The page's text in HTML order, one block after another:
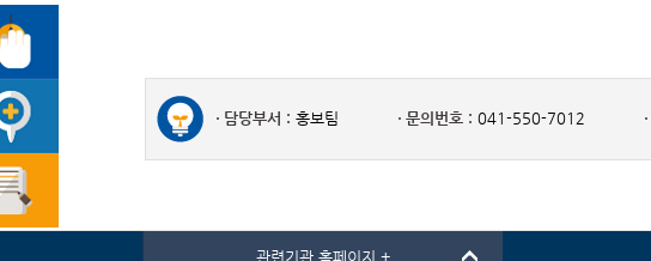
담당부서 : 홍보팀 문의번호 : 041-550-7012
관련기관 홈페이지 +